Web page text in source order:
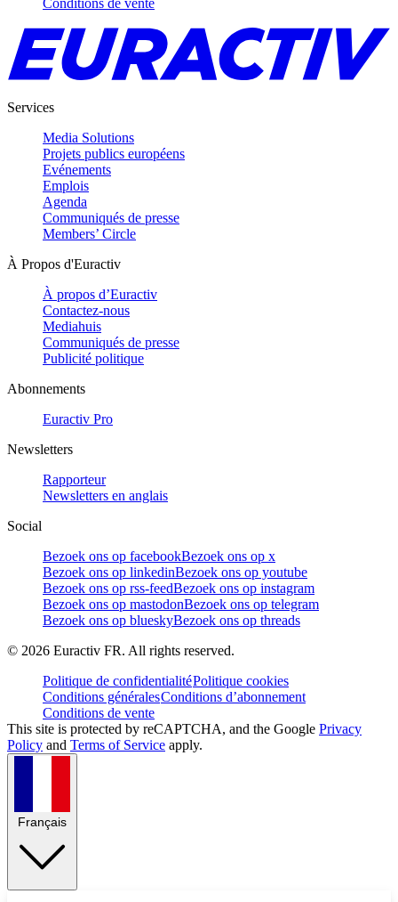
Services
Media Solutions
Projets publics européens
Evénements
Emplois
Agenda
Communiqués de presse
Members’ Circle
À Propos d'Euractiv
À propos d’Euractiv
Contactez-nous
Mediahuis
Communiqués de presse
Publicité politique
Abonnements
Euractiv Pro
Newsletters
Rapporteur
Newsletters en anglais
Social
Bezoek ons op facebookBezoek ons op x
Bezoek ons op linkedinBezoek ons op youtube
Bezoek ons op rss-feedBezoek ons op instagram
Bezoek ons op mastodonBezoek ons op telegram
Bezoek ons op blueskyBezoek ons op threads
© 2026 Euractiv FR. All rights reserved.
Politique de confidentialitéPolitique cookies
Conditions généralesConditions d’abonnement
Conditions de vente
This site is protected by reCAPTCHA, and the Google Privacy
Policy and Terms of Service apply.
Français